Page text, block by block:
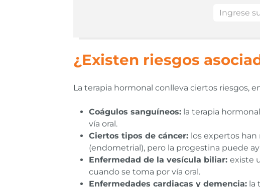
¿Existen riesgos
La terapia hormonal conlleva ciertos riesgos,
Coágulos sanguíneos: la terapia
vía oral.
Ciertos tipos de cáncer: los expertos
(endometrial), pero la progestina puede
Enfermedad de la vesícula biliar: existe
cuando se toma por vía oral.
Enfermedades cardiacas y demencia: